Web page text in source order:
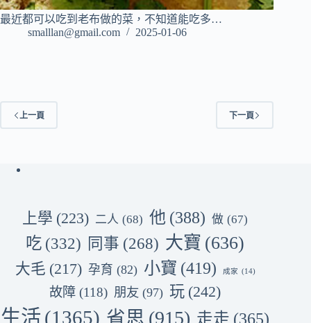
最近都可以吃到老布做的菜，不知道能吃多…
smalllan@gmail.com
2025-01-06
上一頁 下一頁
上學 (223) 二人 (68) 他 (388) 做 (67)
吃 (332) 同事 (268) 大寶 (636)
大毛 (217) 孕育 (82) 小寶 (419) 成家 (14)
故障 (118) 朋友 (97) 玩 (242)
生活 (1365) 省思 (915) 走走 (365)